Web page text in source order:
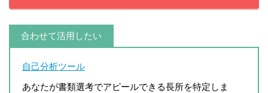
合わせて活用したい
自己分析ツール
あなたが書類選考でアピールできる長所を特定しま